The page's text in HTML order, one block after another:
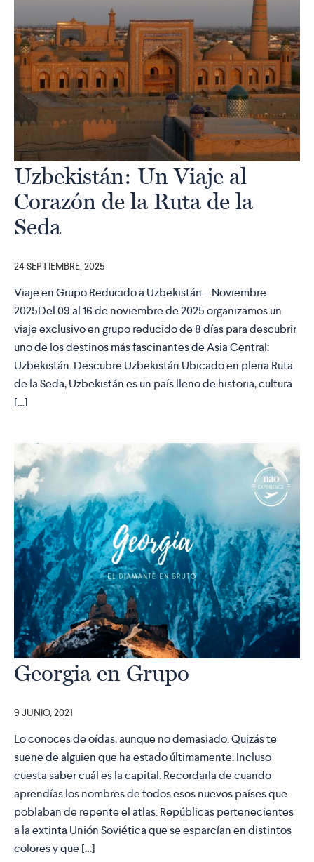
Uzbekistán: Un Viaje al
Corazón de la Ruta de la
Seda
24 SEPTIEMBRE, 2025
Viaje en Grupo Reducido a Uzbekistán – Noviembre
2025Del 09 al 16 de noviembre de 2025 organizamos un
viaje exclusivo en grupo reducido de 8 días para descubrir
uno de los destinos más fascinantes de Asia Central:
Uzbekistán. Descubre Uzbekistán Ubicado en plena Ruta
de la Seda, Uzbekistán es un país lleno de historia, cultura
[…]
Georgia en Grupo
9 JUNIO, 2021
Lo conoces de oídas, aunque no demasiado. Quizás te
suene de alguien que ha estado últimamente. Incluso
cuesta saber cuál es la capital. Recordarla de cuando
aprendías los nombres de todos esos nuevos países que
poblaban de repente el atlas. Repúblicas pertenecientes
a la extinta Unión Soviética que se esparcían en distintos
colores y que […]